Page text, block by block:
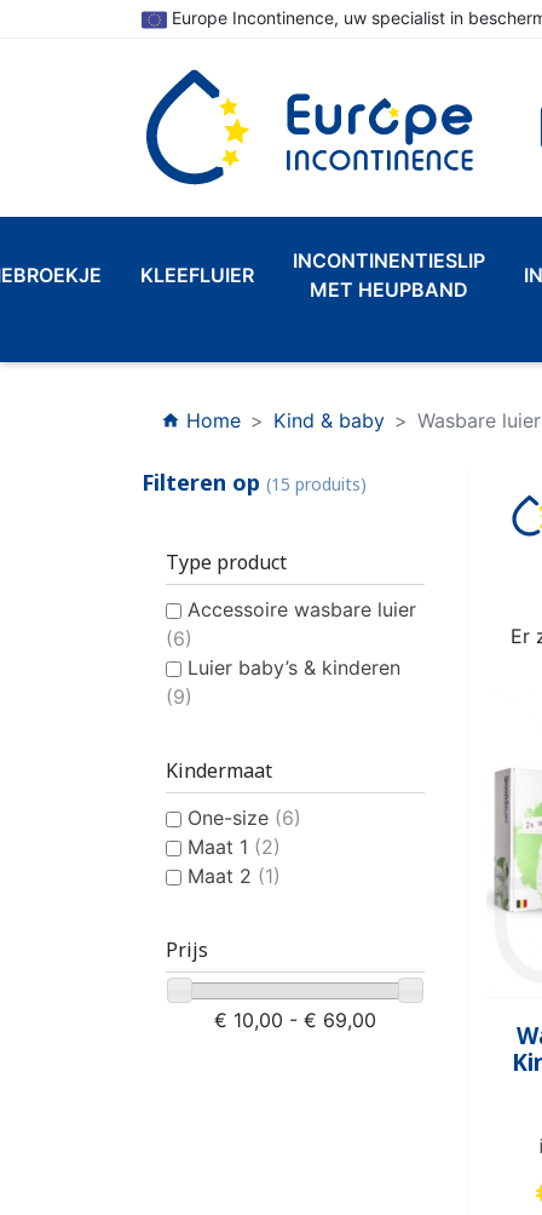
Europe Incontinence, uw specialist in
KLEEFLUIER
INCONTINENTIESLIP
MET HEUPBAND
VROUWEN
ZWEMKLEDING
PULL-
ZWEMLUIER KINDEREN
HYGIËNE & VERZORGING
home Home Kind & baby Wasbare
Filteren op (15 produits)
Type product
Accessoire wasbare luier
(6)
Luier baby’s & kinderen
(9)
Kindermaat
One-size (6)
Maat 1 (2)
Maat 2 (1)
Prijs
€ 10,00 - € 69,00
Er